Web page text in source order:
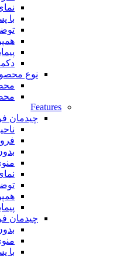
با
نوع
Features
چیدمان
چیدمان
با